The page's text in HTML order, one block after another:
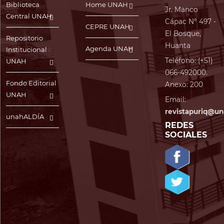
Biblioteca
Central UNAH
Repositorio
Institucional
UNAH
Fondo Editorial
UNAH
unahALDÍA
Home UNAH
CEPRE UNAH
Agenda UNAH
Jr. Manco
Cápac N° 497 -
El Bosque,
Huanta
Teléfono: (+51)
066-492000.
Anexo: 200
Email:
REDES
SOCIALES